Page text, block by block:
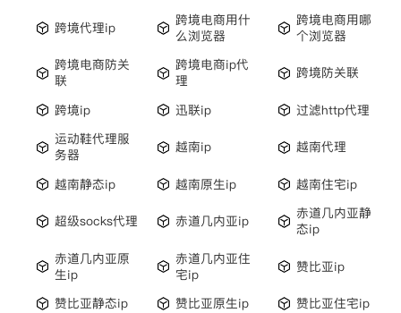
跨境代理ip
跨境电商用什
么浏览器
跨境电商用哪
个浏览器
跨境电商防关
联
跨境电商ip代
理
跨境防关联
跨境ip 迅联ip
过滤http代理
运动鞋代理服
务器
越南ip 越南代理
越南静态ip 越南原生ip 越南住宅ip
超级socks代理 赤道几内亚ip
赤道几内亚静
态ip
赤道几内亚原
生ip
赤道几内亚住
宅ip
赞比亚ip
赞比亚静态ip 赞比亚原生ip
赞比亚住宅ip